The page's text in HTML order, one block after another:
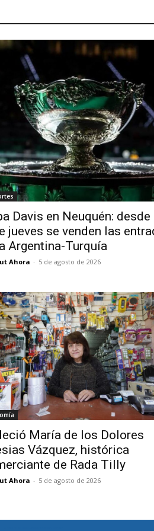
Davis en Neuquén: desde
jueves se venden las
Argentina-Turquía
Ahora - 5 de agosto de 2026
María de los Dolores
Vázquez, histórica
de Rada Tilly
Ahora - 5 de agosto de 2026